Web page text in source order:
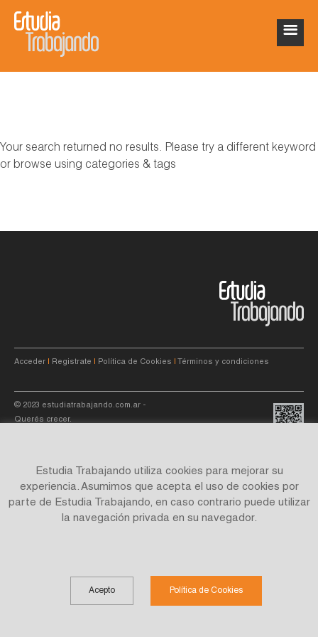
Your search returned no results. Please try a different keyword
or browse using categories & tags
Acceder Registrate Política de Cookies Términos y condiciones
© 2023 estudiatrabajando.com.ar -
Querés crecer.
Site by
Estudia Trabajando utiliza cookies para mejorar su
experiencia. Asumimos que acepta el uso de cookies por
parte de Estudia Trabajando, en caso contrario puede utilizar
la navegación privada en su navegador.
Acepto Política de Cookies